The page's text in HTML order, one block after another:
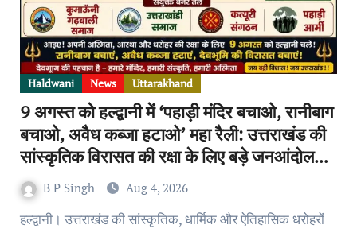
Haldwani News Uttarakhand
9 अगस्त को हल्द्वानी में ‘पहाड़ी मंदिर बचाओ, रानीबाग
बचाओ, अवैध कब्जा हटाओ’ महा रैली: उत्तराखंड की
सांस्कृतिक विरासत की रक्षा के लिए बड़े जनआंदोलन
की तैयारी
B P Singh Aug 4, 2026
हल्द्वानी। उत्तराखंड की सांस्कृतिक, धार्मिक और ऐतिहासिक धरोहरों